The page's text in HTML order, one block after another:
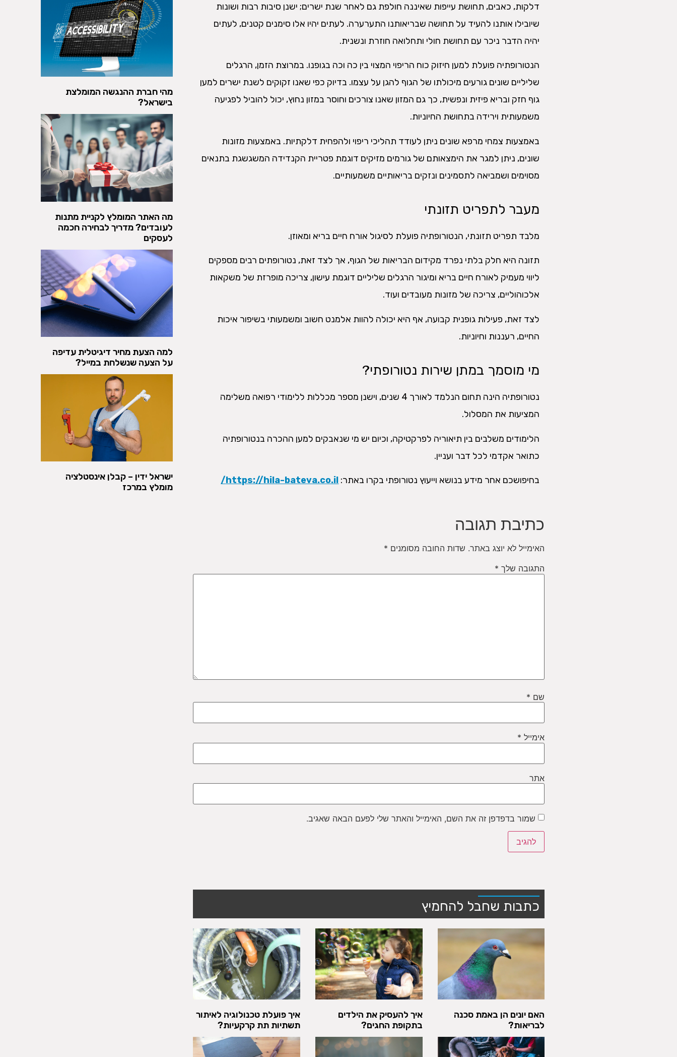
דלקות, כאבים, תחושת עייפות שאיננה חולפת גם לאחר שנת ישרים; ישנן סיבות רבות ושונות
שיובילו אותנו להעיד על תחושה שבריאותנו התערערה. לעתים יהיו אלו סימנים קטנים, לעתים
יהיה הדבר ניכר עם תחושת חולי ותחלואה חוזרת ונשנית.
הנטורופתיה פועלת למען חיזוק כוח הריפוי המצוי בין כה וכה בגופנו. במרוצת הזמן, הרגלים
שליליים שונים גורעים מיכולתו של הגוף להגן על עצמו. בדיוק כפי שאנו זקוקים לשנת ישרים למען
גוף חזק ובריא פיזית ונפשית, כך גם המזון שאנו צורכים וחוסר במזון נחוץ, יכול להוביל לפגיעה
משמעותית וירידה בתחושת החיוניות.
באמצעות צמחי מרפא שונים ניתן לעודד תהליכי ריפוי ולהפחית דלקתיות. באמצעות מזונות
שונים, ניתן למגר את הימצאותם של גורמים מזיקים דוגמת פטריית הקנדידה המשגשגת בתנאים
מסוימים ושמביאה לתסמינים ונזקים בריאותיים משמעותיים.
מעבר לתפריט תזונתי
מלבד תפריט תזונתי, הנטורופתיה פועלת לסיגול אורח חיים בריא ומאוזן.
תזונה היא חלק בלתי נפרד מקידום הבריאות של הגוף, אך לצד זאת, נטורופתים רבים מספקים
ליווי מעמיק לאורח חיים בריא ומיגור הרגלים שליליים דוגמת עישון, צריכה מופרזת של משקאות
אלכוהוליים, צריכה של מזונות מעובדים ועוד.
לצד זאת, פעילות גופנית קבועה, אף היא יכולה להוות אלמנט חשוב ומשמעותי בשיפור איכות
החיים, רעננות וחיוניות.
מי מוסמך במתן שירות נטורופתי?
נטורופתיה הינה תחום הנלמד לאורך 4 שנים, וישנן מספר מכללות ללימודי רפואה משלימה
המציעות את המסלול.
הלימודים משלבים בין תיאוריה לפרקטיקה, וכיום יש מי שנאבקים למען ההכרה בנטורופתיה
כתואר אקדמי לכל דבר ועניין.
בחיפושכם אחר מידע בנושא וייעוץ נטורופתי בקרו באתר: https://hila-bateva.co.il/
כתיבת תגובה
האימייל לא יוצג באתר. שדות החובה מסומנים *
התגובה שלך *
שם *
אימייל *
אתר
שמור בדפדפן זה את השם, האימייל והאתר שלי לפעם הבאה שאגיב.
כתבות שחבל להחמיץ
האם יונים הן באמת סכנה
לבריאות?
איך להעסיק את הילדים
בתקופת החגים?
איך פועלת טכנולוגיה לאיתור
תשתיות תת קרקעיות?
מהי חברת ההנגשה המומלצת
בישראל?
מה האתר המומלץ לקניית מתנות
לעובדים? מדריך לבחירה חכמה
לעסקים
למה הצעת מחיר דיגיטלית עדיפה
על הצעה שנשלחת במייל?
ישראל ידין – קבלן אינסטלציה
מומלץ במרכז